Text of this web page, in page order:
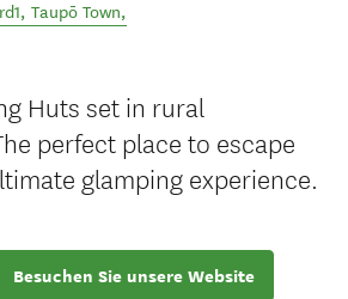
, Taupō Town,
Huts set in rural
perfect place to escape
glamping experience.
Besuchen Sie unsere Website